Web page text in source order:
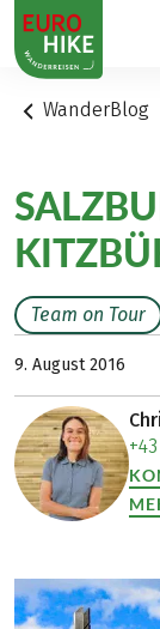
1
WanderBlog
Team on Tour
9. August 2016